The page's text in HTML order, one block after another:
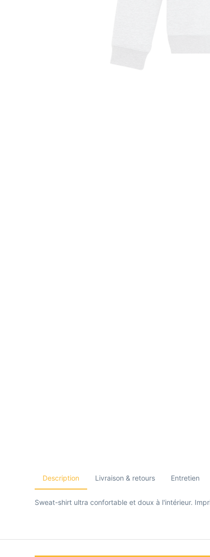
Description Livraison & retours Entretien
Sweat-shirt ultra confortable et doux à l'intérieur.